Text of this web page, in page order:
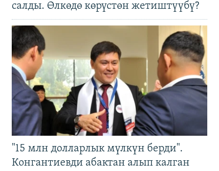
салды. Өлкөдө көрүстөн жетиштүүбү?
"15 млн долларлык мүлкүн берди".
Конгантиевди абактан алып калган